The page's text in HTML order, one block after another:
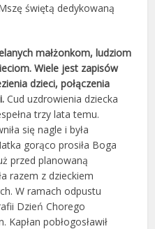
świętą dedykowaną
małżonkom, ludziom
Wiele jest zapisów
dzieci, połączenia
Cud uzdrowienia dziecka
trzy lata temu.
się nagle i była
gorąco prosiła Boga
przed planowaną
razem z dzieckiem
W ramach odpustu
Dzień Chorego
Kapłan pobłogosławił